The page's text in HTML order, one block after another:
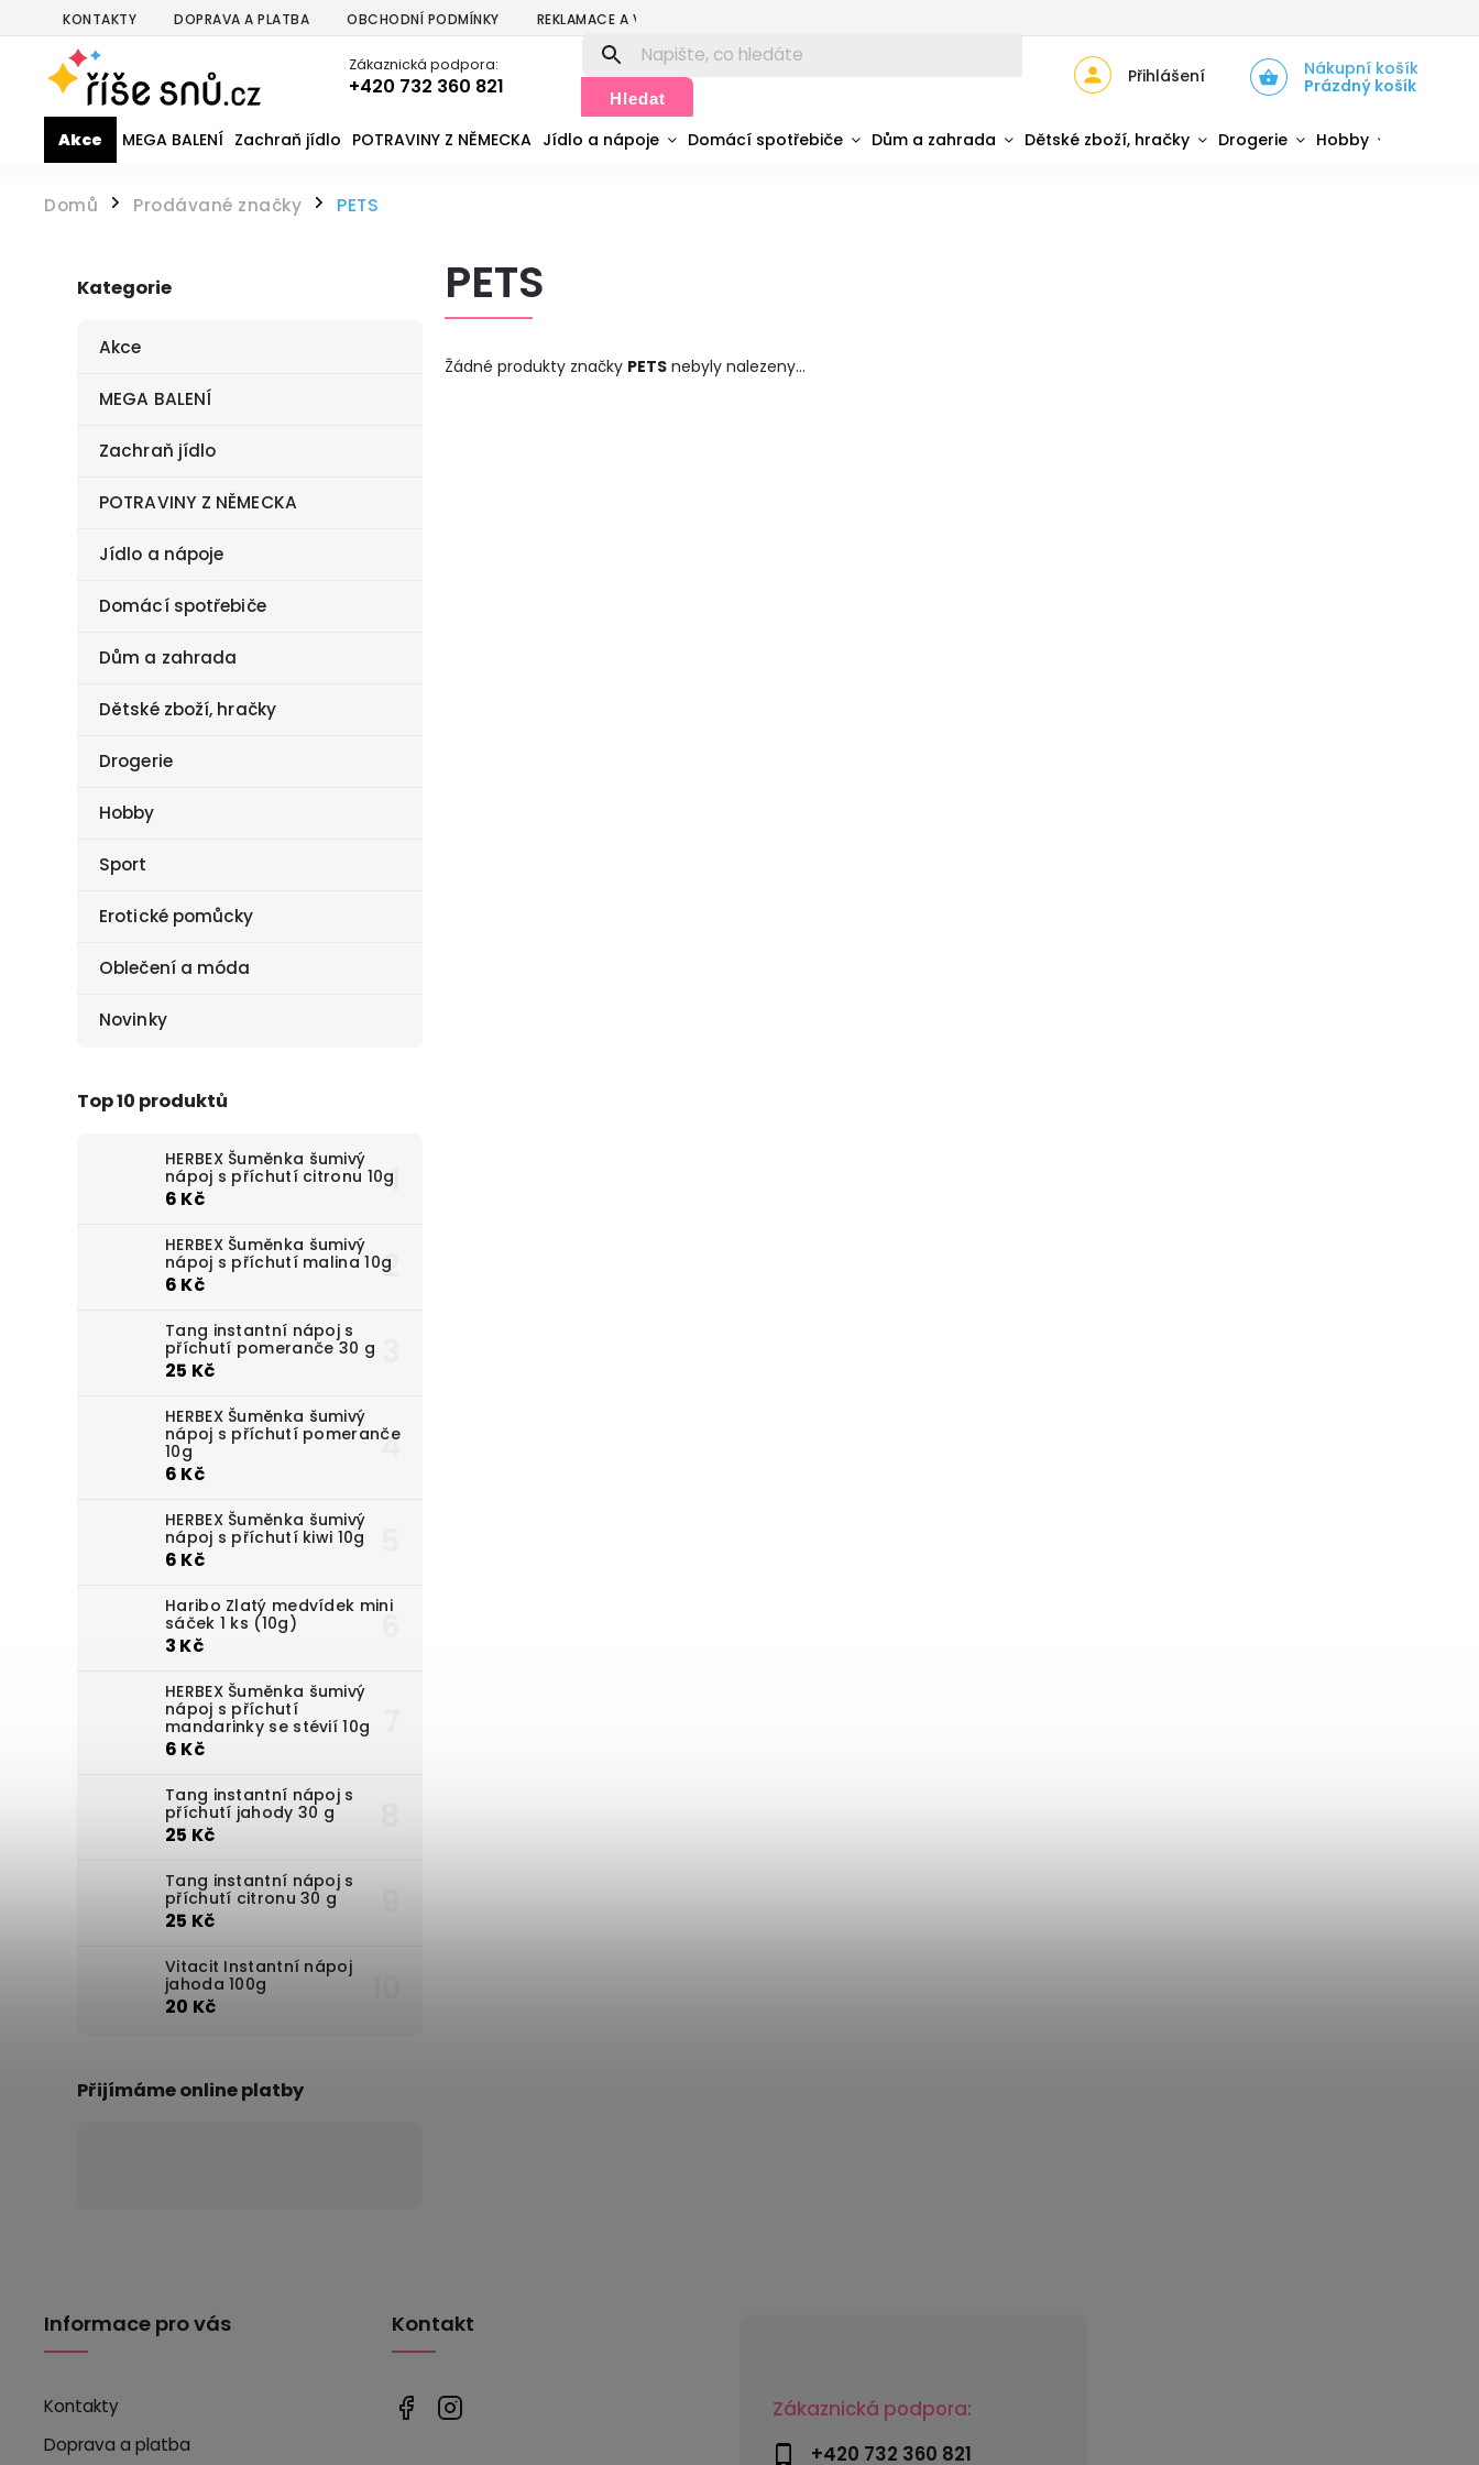
KONTAKTY DOPRAVA A PLATBA OBCHODNÍ PODMÍNKY REKLAMACE A VRÁCENÍ
Zákaznická podpora:
+420 732 360 821 Hledat
Nákupní košík
Prázdný košík
Přihlášení
Akce MEGA BALENÍ Zachraň jídlo POTRAVINY Z NĚMECKA Jídlo a nápoje Domácí spotřebiče Dům a zahrada Dětské zboží, hračky Drogerie Hobby
Domů / Prodávané značky / PETS
Kategorie
Akce
MEGA BALENÍ
Zachraň jídlo
POTRAVINY Z NĚMECKA
Jídlo a nápoje
Domácí spotřebiče
Dům a zahrada
Dětské zboží, hračky
Drogerie
Hobby
Sport
Erotické pomůcky
Oblečení a móda
Novinky
Top 10 produktů
HERBEX Šuměnka šumivý
nápoj s příchutí citronu 10g
6 Kč
HERBEX Šuměnka šumivý
nápoj s příchutí malina 10g
6 Kč
Tang instantní nápoj s
příchutí pomeranče 30 g
25 Kč
HERBEX Šuměnka šumivý
nápoj s příchutí pomeranče
10g
6 Kč
HERBEX Šuměnka šumivý
nápoj s příchutí kiwi 10g
6 Kč
Haribo Zlatý medvídek mini
sáček 1 ks (10g)
3 Kč
HERBEX Šuměnka šumivý
nápoj s příchutí
mandarinky se stévií 10g
6 Kč
Tang instantní nápoj s
příchutí jahody 30 g
25 Kč
Tang instantní nápoj s
příchutí citronu 30 g
25 Kč
Vitacit Instantní nápoj
jahoda 100g
20 Kč
Přijímáme online platby
PETS
Žádné produkty značky PETS nebyly nalezeny...
Zákaznická podpora:
+420 732 360 821
Informace pro vás
Kontakty
Doprava a platba
Kontakt